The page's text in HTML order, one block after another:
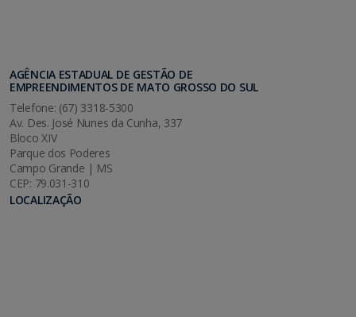
AGÊNCIA ESTADUAL DE GESTÃO DE
EMPREENDIMENTOS DE MATO GROSSO DO SUL
Telefone: (67) 3318-5300
Av. Des. José Nunes da Cunha, 337
Bloco XIV
Parque dos Poderes
Campo Grande | MS
CEP: 79.031-310
LOCALIZAÇÃO